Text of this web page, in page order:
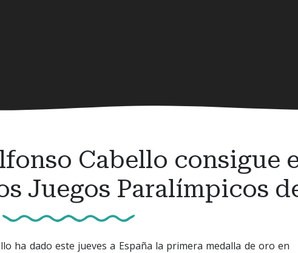
Cabello consigue
Juegos Paralímpicos
ha dado este jueves a España la primera medalla de oro en